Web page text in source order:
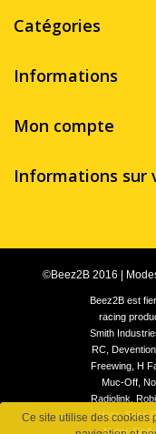
Ce site utilise des cookies
Catégories
Informations
Mon compte
Informations sur
©Beez2B 2016
Beez2B est
racing
Smith
RC,
Freewing, H
Muc-Off,
Radiolink,
Hero,
Motor,